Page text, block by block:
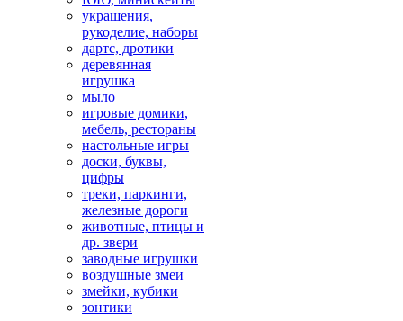
украшения,
рукоделие, наборы
дартс, дротики
деревянная
игрушка
мыло
игровые домики,
мебель, рестораны
настольные игры
доски, буквы,
цифры
треки, паркинги,
железные дороги
животные, птицы и
др. звери
заводные игрушки
воздушные змеи
змейки, кубики
зонтики